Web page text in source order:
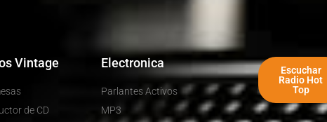
Vintage
de CD
Electronica
Parlantes Activos
MP3
Escuchar
Radio Hot
Top